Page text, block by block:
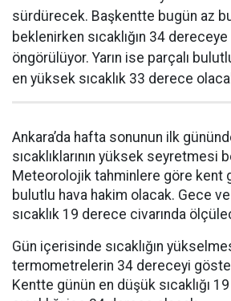
sürdürecek. Başkentte bugün az
beklenirken sıcaklığın 34
öngörülüyor. Yarın ise parçalı
en yüksek sıcaklık 33 derece
Ankara’da hafta sonunun ilk
sıcaklıklarının yüksek seyretmesi
Meteorolojik tahminlere göre kent
bulutlu hava hakim olacak. Gece
sıcaklık 19 derece civarında
Gün içerisinde sıcaklığın
termometrelerin 34 dereceyi
Kentte günün en düşük sıcaklığı